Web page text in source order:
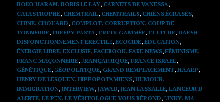
BOKO HARAM, BORIS LE LAY, CARNETS DE VANESSA,
CATASTROPHE, CHEMTRAIL, CHEMTRAILS, CHIENS ÉCRASÉS,
CHINE, CHOUARD, COMPLOT, CORRUPTION, COUP DE
TONNERRE, CREEPY PASTA, CROIX GAMMÉE, CULTURE, DAESH,
DISFONCTIONNEMENT ERECTILE, ECOCIDE, ÉDUCATION,
ÉNERGIE LIBRE, EXCLUSIF, FACEBOOK, FAKE NEWS, FÉMINISME,
FRANC MAÇONNERIE, FRANÇAFRIQUE, FRANCE ISRAEL,
GÉNÉTIQUE, GÉOPOLITIQUE, GRAND REMPLACEMENT, HAARP,
HENRY DE LESQUEN, HIPPOPOTAMIENS, HUMOUR,
IMMIGRATION, INTERVIEW, JAWAD, JEAN LASSALLE, LANCEUR D
ALERTE, LE PEN, LE VÉRITOLOGUE VOUS RÉPOND, LINKY, MA